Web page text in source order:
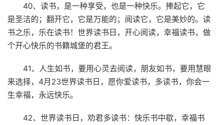
40、读书，是一种享受，也是一种快乐。捧起它，它
是圣洁的；翻开它，它是万能的；阅读它，它是美妙的。读
书之乐，乐在读书！世界读书日，开心阅读，幸福读书，做
个开心快乐的书籍城堡的君王。
41、人生如书，要用心灵去阅读，朋友如书，要用慧眼
来选择，4月23世界读书日，愿你爱读书，多读书，你会一
生幸福，永远快乐。
42、世界读书日，劝君多读书：快乐书中歇，幸福书